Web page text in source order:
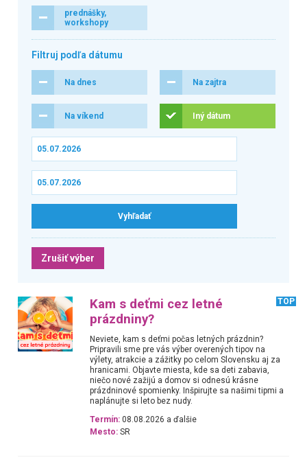
prednášky,
workshopy
Filtruj podľa dátumu
Na dnes Na zajtra
Na víkend Iný dátum
Zrušiť výber
Kam s deťmi cez letné
prázdniny?
TOP
Neviete, kam s deťmi počas letných prázdnin?
Pripravili sme pre vás výber overených tipov na
výlety, atrakcie a zážitky po celom Slovensku aj za
hranicami. Objavte miesta, kde sa deti zabavia,
niečo nové zažijú a domov si odnesú krásne
prázdninové spomienky. Inšpirujte sa našimi tipmi a
naplánujte si leto bez nudy.
Termín: 08.08.2026 a ďalšie
Mesto: SR